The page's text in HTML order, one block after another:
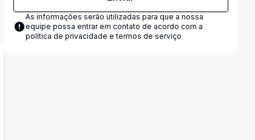
As informações serão utilizadas para que a nossa
equipe possa entrar em contato de acordo com a
política de privacidade e termos de serviço